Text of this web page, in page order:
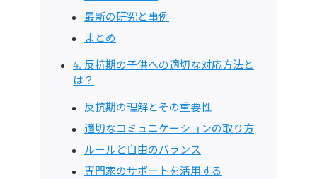
最新の研究と事例
まとめ
4. 反抗期の子供への適切な対応方法と
は？
反抗期の理解とその重要性
適切なコミュニケーションの取り方
ルールと自由のバランス
専門家のサポートを活用する